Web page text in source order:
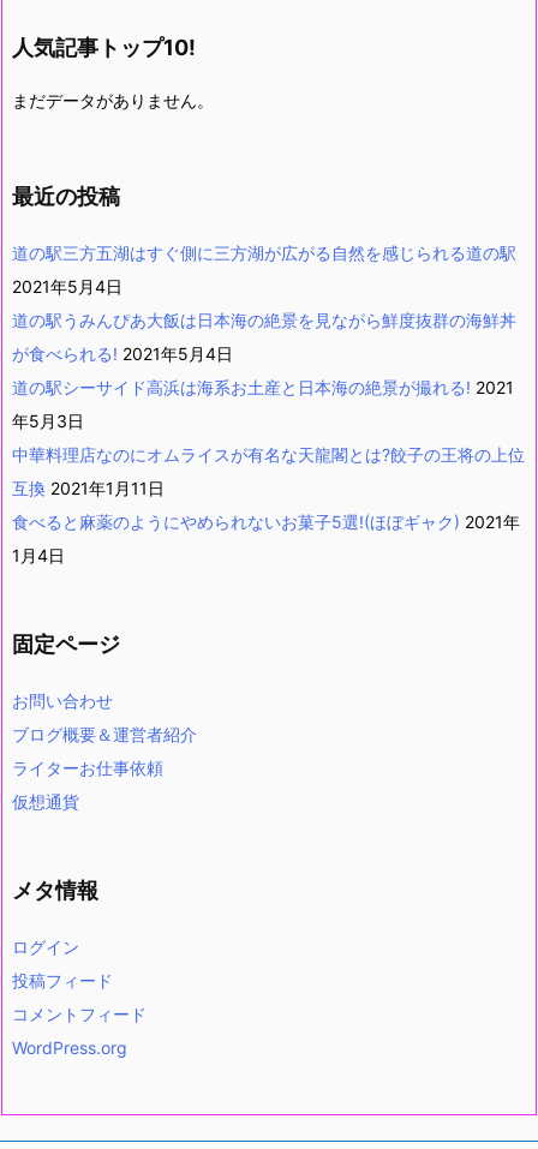
人気記事トップ10!
まだデータがありません。
最近の投稿
道の駅三方五湖はすぐ側に三方湖が広がる自然を感じられる道の駅
2021年5月4日
道の駅うみんぴあ大飯は日本海の絶景を見ながら鮮度抜群の海鮮丼
が食べられる! 2021年5月4日
道の駅シーサイド高浜は海系お土産と日本海の絶景が撮れる! 2021
年5月3日
中華料理店なのにオムライスが有名な天龍閣とは?餃子の王将の上位
互換 2021年1月11日
食べると麻薬のようにやめられないお菓子5選!(ほぼギャク) 2021年
1月4日
固定ページ
お問い合わせ
ブログ概要＆運営者紹介
ライターお仕事依頼
仮想通貨
メタ情報
ログイン
投稿フィード
コメントフィード
WordPress.org